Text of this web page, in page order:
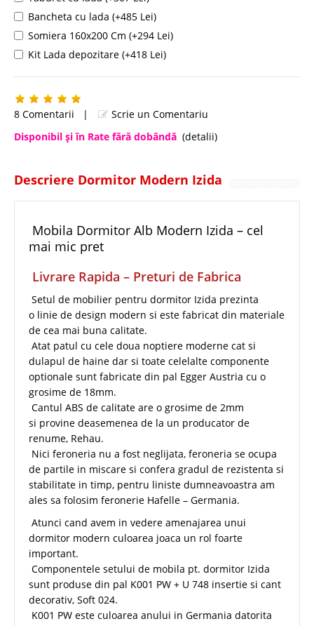
Bancheta cu lada (+485 Lei)
Somiera 160x200 Cm (+294 Lei)
Kit Lada depozitare (+418 Lei)
8 Comentarii |
Scrie un Comentariu
Disponibil şi în Rate fără dobândă (detalii)
Descriere Dormitor Modern Izida
Mobila Dormitor Alb Modern Izida – cel
mai mic pret
Livrare Rapida – Preturi de Fabrica
Setul de mobilier pentru dormitor Izida prezinta
o linie de design modern si este fabricat din materiale
de cea mai buna calitate.
Atat patul cu cele doua noptiere moderne cat si
dulapul de haine dar si toate celelalte componente
optionale sunt fabricate din pal Egger Austria cu o
grosime de 18mm.
Cantul ABS de calitate are o grosime de 2mm
si provine deasemenea de la un producator de
renume, Rehau.
Nici feroneria nu a fost neglijata, feroneria se ocupa
de partile in miscare si confera gradul de rezistenta si
stabilitate in timp, pentru liniste dumneavoastra am
ales sa folosim feronerie Hafelle – Germania.
Atunci cand avem in vedere amenajarea unui
dormitor modern culoarea joaca un rol foarte
important.
Componentele setului de mobila pt. dormitor Izida
sunt produse din pal K001 PW + U 748 insertie si cant
decorativ, Soft 024.
K001 PW este culoarea anului in Germania datorita